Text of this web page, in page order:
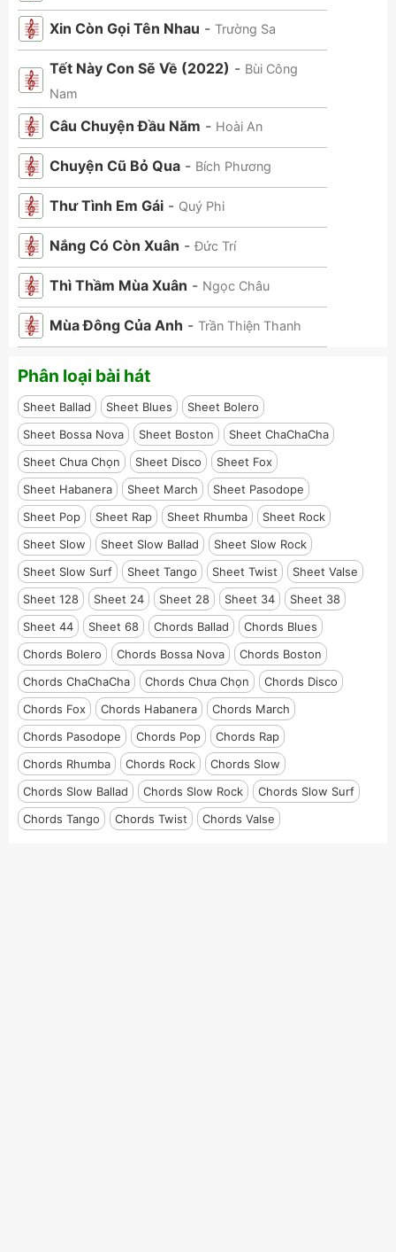
Xin Còn Gọi Tên Nhau - Trường Sa
Tết Này Con Sẽ Về (2022) - Bùi Công
Nam
Câu Chuyện Đầu Năm - Hoài An
Chuyện Cũ Bỏ Qua - Bích Phương
Thư Tình Em Gái - Quý Phi
Nắng Có Còn Xuân -Đức Trí
Thì Thầm Mùa Xuân - Ngọc Châu
Mùa Đông Của Anh - Trần Thiện Thanh
Phân loại bài hát
Sheet Ballad Sheet Blues
Sheet Bolero
Sheet Bossa Nova
Sheet Boston
Sheet ChaChaCha
Sheet Chưa Chọn
Sheet Disco
Sheet Fox
Sheet Habanera
Sheet March
Sheet Pasodope
Sheet Pop
Sheet Rap Sheet Rhumba
Sheet Rock
Sheet Slow
Sheet Slow Ballad
Sheet Slow Rock
Sheet Slow Surf
Sheet Tango Sheet Twist
Sheet Valse
Sheet 128
Sheet 24 Sheet 28 Sheet 34
Sheet 38
Sheet 44
Sheet 68 Chords Ballad
Chords Blues
Chords Bolero
Chords Bossa Nova
Chords Boston
Chords ChaChaCha
Chords Chưa Chọn
Chords Disco
Chords Fox
Chords Habanera
Chords March
Chords Pasodope
Chords Pop
Chords Rap
Chords Rhumba
Chords Rock
Chords Slow
Chords Slow Ballad
Chords Slow Rock
Chords Slow Surf
Chords Tango
Chords Twist Chords Valse